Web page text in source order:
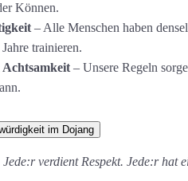
Können.
– Alle Menschen haben
trainieren.
– Unsere Regeln
im Dojang
verdient Respekt. Jede:r hat